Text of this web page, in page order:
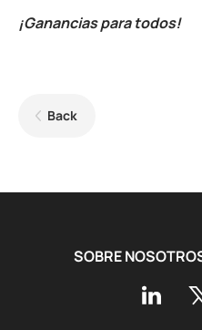
¡Ganancias para todos!
Back
SOBRE